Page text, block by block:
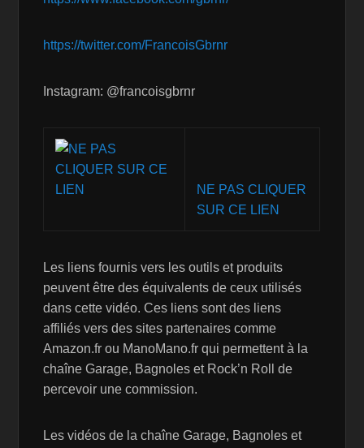
https://twitter.com/FrancoisGbrnr
Instagram: @francoisgbrnr
NE PAS CLIQUER
SUR CE LIEN
Les liens fournis vers les outils et produits
peuvent être des équivalents de ceux utilisés
dans cette vidéo. Ces liens sont des liens
affiliés vers des sites partenaires comme
Amazon.fr ou ManoMano.fr qui permettent à la
chaîne Garage, Bagnoles et Rock’n Roll de
percevoir une commission.
Les vidéos de la chaîne Garage, Bagnoles et